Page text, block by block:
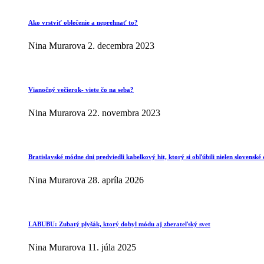
Ako vrstviť oblečenie a neprehnať to?
Nina Murarova 2. decembra 2023
Vianočný večierok- viete čo na seba?
Nina Murarova 22. novembra 2023
Bratislavské módne dni predviedli kabelkový hit, ktorý si obľúbili nielen slovenské
Nina Murarova 28. apríla 2026
LABUBU: Zubatý plyšák, ktorý dobyl módu aj zberateľský svet
Nina Murarova 11. júla 2025